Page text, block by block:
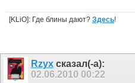
[KLiO]: Где блины дают? Здесь!
Rzyxсказал(-а):
02.06.2010 00:22